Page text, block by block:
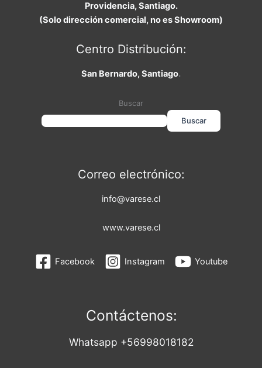
Providencia, Santiago.
(Solo dirección comercial, no es Showroom)
Centro Distribución:
San Bernardo, Santiago.
Buscar
Buscar
Correo electrónico:
info@varese.cl
www.varese.cl
Facebook Instagram Youtube
Contáctenos:
Whatsapp +56998018182